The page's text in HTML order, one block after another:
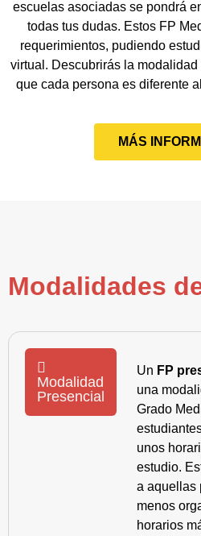
escuelas asociadas se pondrá
todas tus dudas. Estos FP
requerimientos, pudiendo
virtual. Descubrirás la
que cada persona es diferente
MÁS
Modalidades
Modalidad
Presencial
Un FP
una
Grado
unos
estudio.
a aquellas
menos
horarios